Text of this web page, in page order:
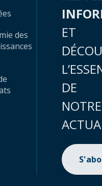
des
ET
DE
NOTRE